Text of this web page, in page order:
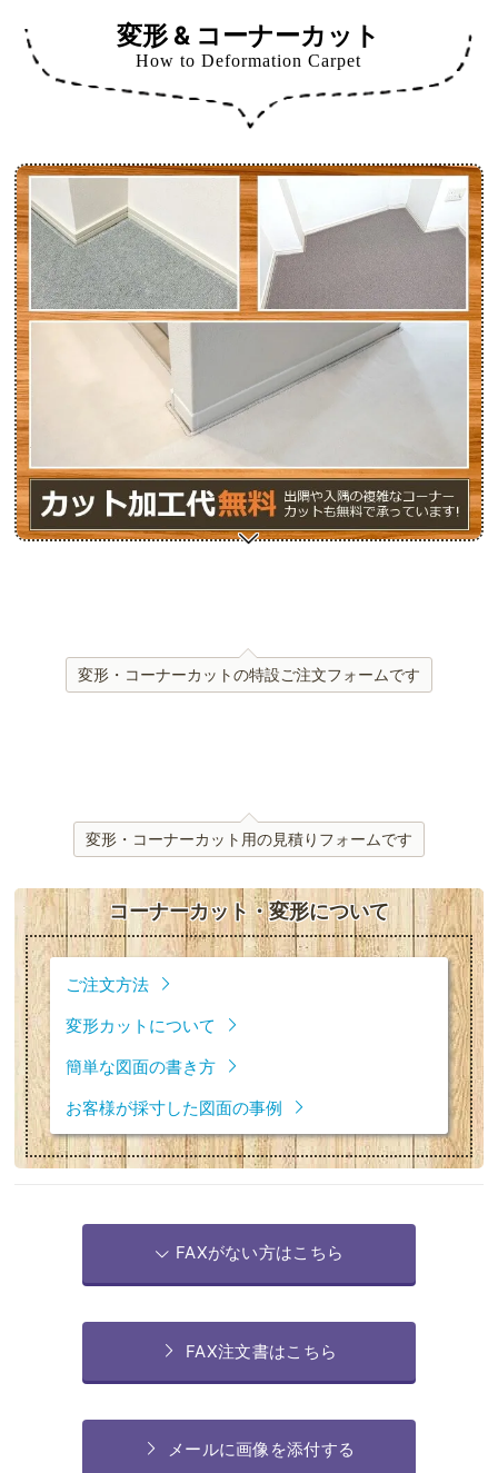
変形 & コーナーカット
How to Deformation Carpet
変形・コーナーカットの特設ご注文フォームです
変形・コーナーカット用の見積りフォームです
コーナーカット・変形について
ご注文方法
変形カットについて
簡単な図面の書き方
お客様が採寸した図面の事例
FAXがない方はこちら
FAX注文書はこちら
メールに画像を添付する